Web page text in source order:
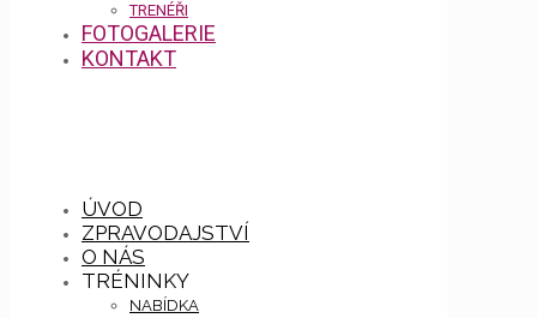
TRENÉŘI
FOTOGALERIE
KONTAKT
ÚVOD
ZPRAVODAJSTVÍ
O NÁS
TRÉNINKY
NABÍDKA